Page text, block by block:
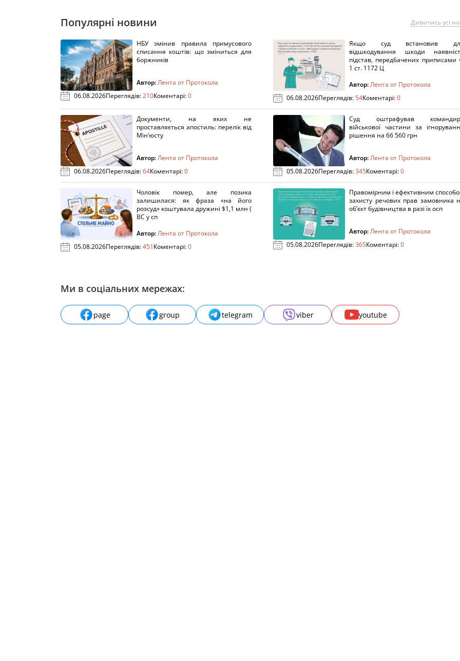
Популярні новини Дивитись усі
НБУ змінив правила примусового
списання коштів: що зміниться для
боржників
Автор:Лента от Протокола
06.08.2026Переглядів:210Коментарі:0
Якщо суд встановив
відшкодування шкоди
підстав, передбачених приписами
1 ст. 1172 Ц
Автор:Лента от Протокола
06.08.2026Переглядів:54Коментарі:0
Документи, на яких не
проставляється апостиль: перелік від
Мін’юсту
Автор:Лента от Протокола
06.08.2026Переглядів:64Коментарі:0
Суд оштрафував
військової частини за
рішення на 66 560 грн
Автор:Лента от Протокола
05.08.2026Переглядів:345Коментарі:0
Чоловік помер, але позика
залишилася: як фраза «на його
розсуд» коштувала дружині $1,1 млн (
ВС у сп
Автор:Лента от Протокола
05.08.2026Переглядів:451Коментарі:0
Правомірним і ефективним
захисту речових прав замовника
об’єкт будівництва в разі їх осп
Автор:Лента от Протокола
05.08.2026Переглядів:365Коментарі:0
Ми в соціальних мережах:
page group telegram viber youtube